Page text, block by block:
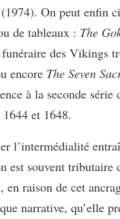
(1974). On peut enfin
de tableaux : The
des Vikings
encore The Seven
à la seconde série
et 1648.
l’intermédialité
est souvent tributaire
en raison de cet
narrative, qu’elle